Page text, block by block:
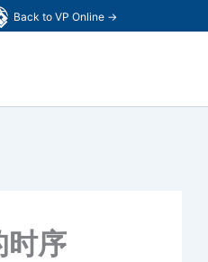
Back to VP Online →
时序